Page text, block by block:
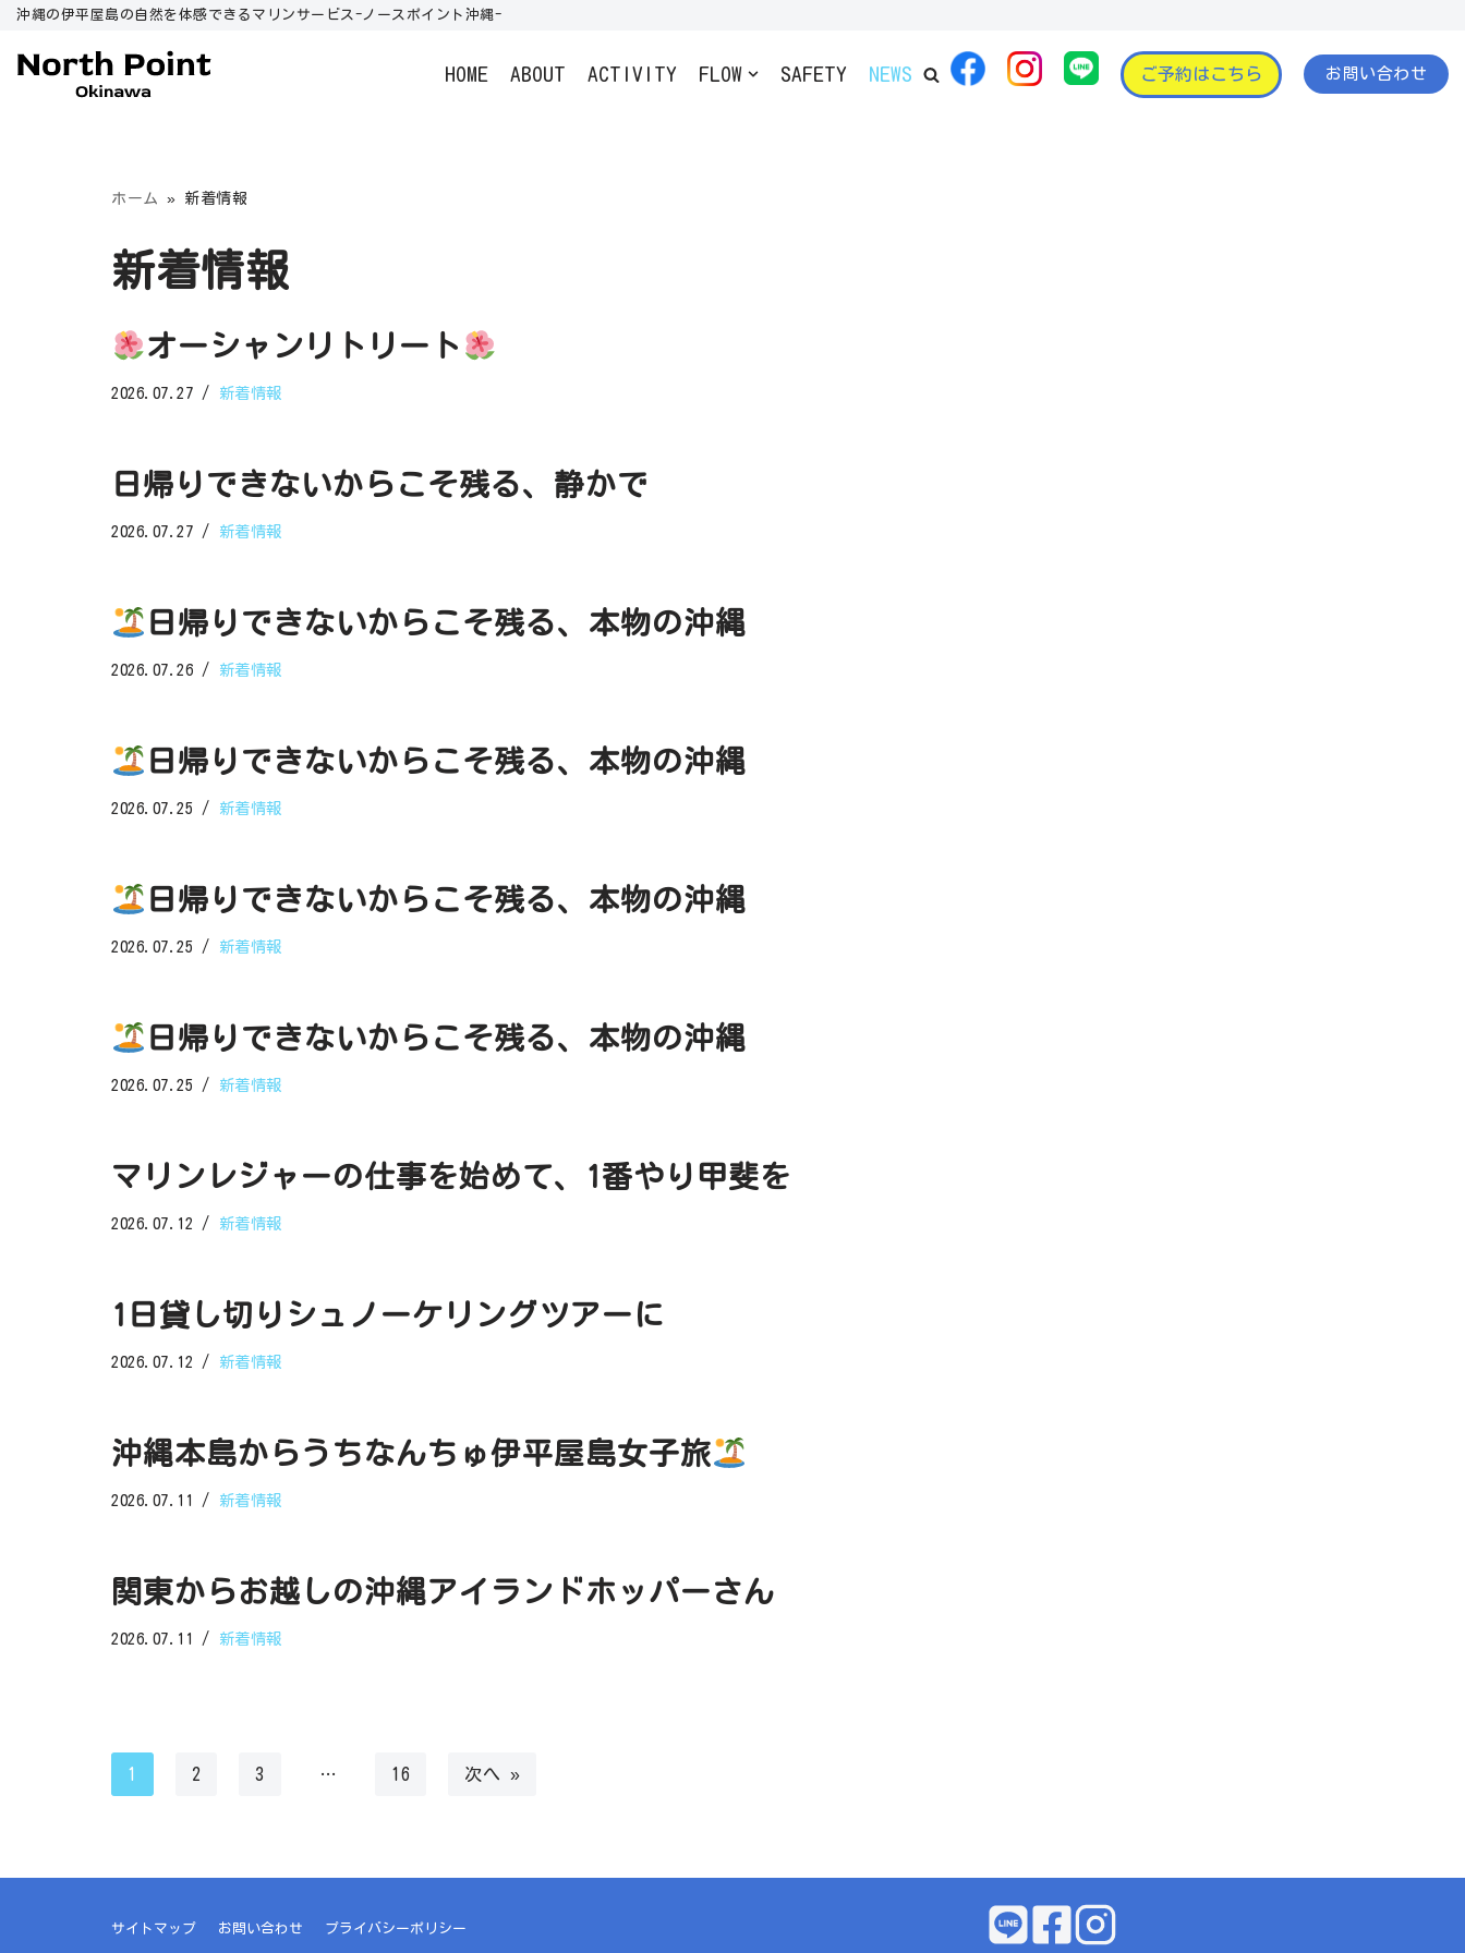
コ
沖縄の伊平屋島の自然を体感できるマリンサービス-ノースポイント沖縄-
HOME ABOUT ACTIVITY FLOW SAFETY NEWS ご予約はこちら お問い合わせ
ホーム » 新着情報
新着情報
オーシャンリトリート
2026.07.27 新着情報
日帰りできないからこそ残る、静かで
2026.07.27 新着情報
日帰りできないからこそ残る、本物の沖縄
2026.07.26 新着情報
日帰りできないからこそ残る、本物の沖縄
2026.07.25 新着情報
日帰りできないからこそ残る、本物の沖縄
2026.07.25 新着情報
日帰りできないからこそ残る、本物の沖縄
2026.07.25 新着情報
マリンレジャーの仕事を始めて、1番やり甲斐を
2026.07.12 新着情報
1日貸し切りシュノーケリングツアーに
2026.07.12 新着情報
沖縄本島からうちなんちゅ伊平屋島女子旅
2026.07.11 新着情報
関東からお越しの沖縄アイランドホッパーさん
2026.07.11 新着情報
1 2 3 … 16 次へ »
サイトマップ お問い合わせ プライバシーポリシー